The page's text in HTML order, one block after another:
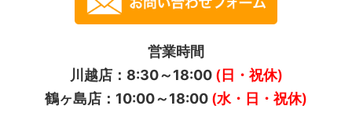
営業時間
川越店：8:30～18:00(日・祝休)
鶴ヶ島店：10:00～18:00 (水・日・祝休)